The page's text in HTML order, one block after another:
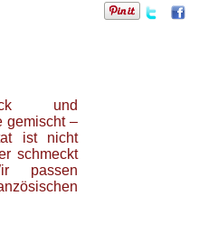
und
gemischt –
ist nicht
schmeckt
passen